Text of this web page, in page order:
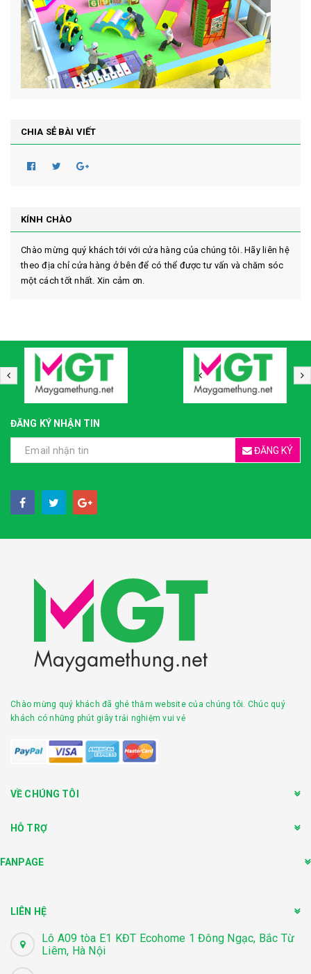
CHIA SẺ BÀI VIẾT
KÍNH CHÀO
Chào mừng quý khách tới với cửa hàng của chúng tôi. Hãy liên hệ
theo địa chỉ cửa hàng ở bên để có thể được tư vấn và chăm sóc
một cách tốt nhất. Xin cảm ơn.
ĐĂNG KÝ NHẬN TIN
ĐĂNG KÝ
Chào mừng quý khách đã ghé thăm website của chúng tôi. Chúc quý
khách có những phút giây trải nghiệm vui vẻ
VỀ CHÚNG TÔI
HỖ TRỢ
FANPAGE
LIÊN HỆ
Lô A09 tòa E1 KĐT Ecohome 1 Đông Ngạc, Bắc Từ
Liêm, Hà Nội